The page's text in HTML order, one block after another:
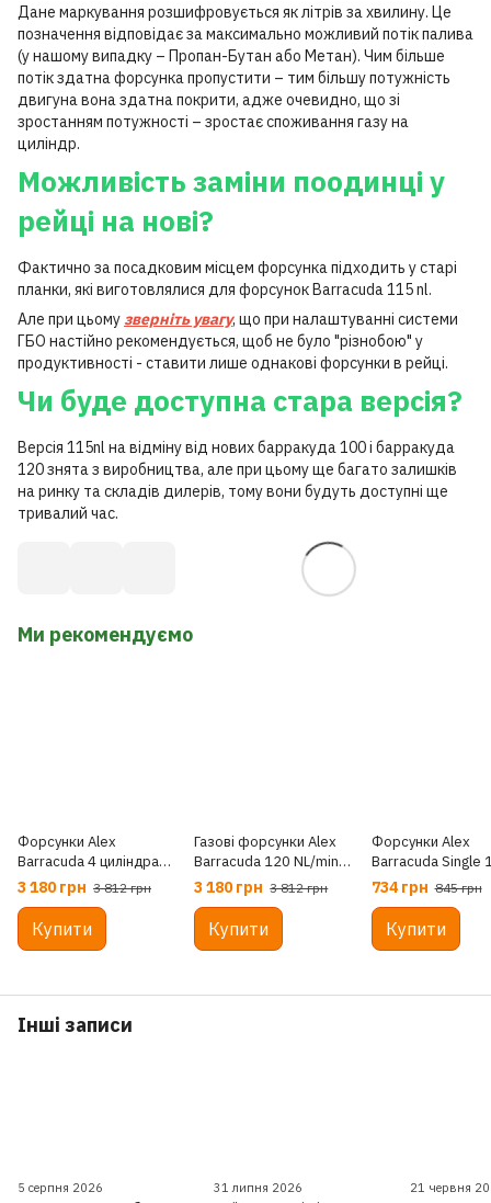
Дане маркування розшифровується як літрів за хвилину. Це
позначення відповідає за максимально можливий потік палива
(у нашому випадку – Пропан-Бутан або Метан). Чим більше
потік здатна форсунка пропустити – тим більшу потужність
двигуна вона здатна покрити, адже очевидно, що зі
зростанням потужності – зростає споживання газу на
циліндр.
Можливість заміни поодинці у
рейці на нові?
Фактично за посадковим місцем форсунка підходить у старі
планки, які виготовлялися для форсунок Barracuda 115 nl.
Але при цьому зверніть увагу, що при налаштуванні системи
ГБО настійно рекомендується, щоб не було "різнобою" у
продуктивності - ставити лише однакові форсунки в рейці.
Чи буде доступна стара версія?
Версія 115nl на відміну від нових барракуда 100 і барракуда
120 знята з виробництва, але при цьому ще багато залишків
на ринку та складів дилерів, тому вони будуть доступні ще
тривалий час.
Ми рекомендуємо
Форсунки Alex
Barracuda 4 циліндра
115Nl Газові швидкісні
форсунки
3 180 грн 3 812 грн
Купити
Газові форсунки Alex
Barracuda 120 NL/min 4
циліндри 1.9 Ом
3 180 грн 3 812 грн
Купити
Форсунки Alex
Barracuda Single
Газові швидкісні
форсунки
734 грн 845 грн
Купити
Інші записи
5 серпня 2026 31 липня 2026 21 червня